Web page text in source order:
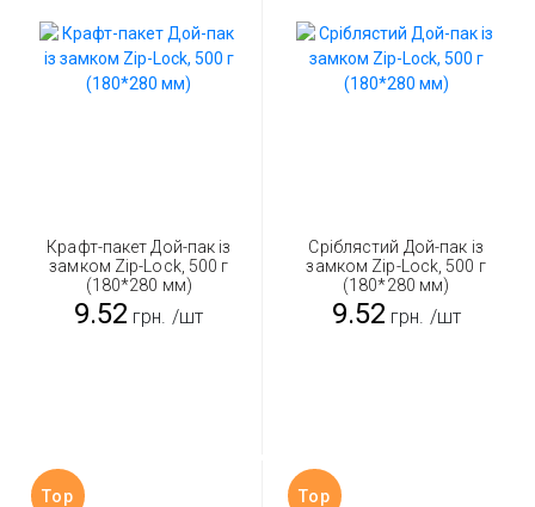
Крафт-пакет Дой-пак із
замком Zip-Lock, 500 г
(180*280 мм)
9.52 грн. /шт
Сріблястий Дой-пак із
замком Zip-Lock, 500 г
(180*280 мм)
9.52 грн. /шт
Top Top